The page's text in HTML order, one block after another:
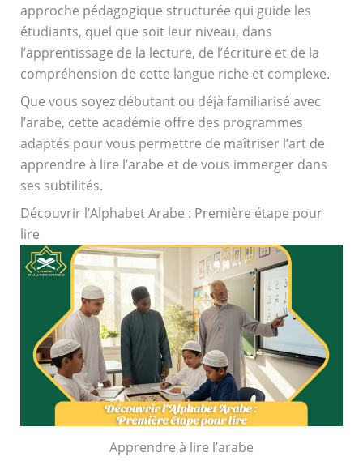
approche pédagogique structurée qui guide les
étudiants, quel que soit leur niveau, dans
l’apprentissage de la lecture, de l’écriture et de la
compréhension de cette langue riche et complexe.
Que vous soyez débutant ou déjà familiarisé avec
l’arabe, cette académie offre des programmes
adaptés pour vous permettre de maîtriser l’art de
apprendre à lire l’arabe et de vous immerger dans
ses subtilités.
Découvrir l’Alphabet Arabe : Première étape pour
lire
Apprendre à lire l’arabe